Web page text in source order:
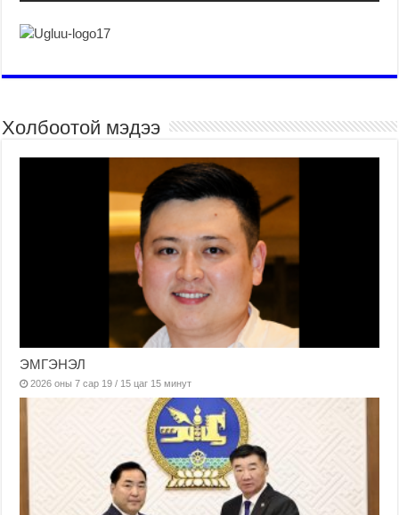
Холбоотой мэдээ
ЭМГЭНЭЛ
2026 оны 7 сар 19 / 15 цаг 15 минут